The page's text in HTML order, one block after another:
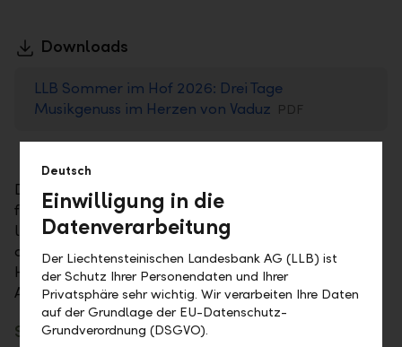
Downloads
LLB Sommer im Hof 2026: Drei Tage
Musikgenuss im Herzen von Vaduz PDF
Der Innenhof des LLB Hauptsitzes ist längst zu einem
festen Treffpunkt für Musikliebhaberinnen und -
liebhaber geworden. An drei Abenden lädt die LLB
auch in diesem Jahr zu Livemusik unter freiem
Himmel ein – mitten in Vaduz und mit besonderer
Atmosphäre.
Sommer, Sound und Emotionen
Deutsch
Einwilligung in die
Datenverarbeitung
Der Liechtensteinischen Landesbank AG (LLB) ist
der Schutz Ihrer Personendaten und Ihrer
Privatsphäre sehr wichtig. Wir verarbeiten Ihre Daten
auf der Grundlage der EU-Datenschutz-
Grundverordnung (DSGVO).